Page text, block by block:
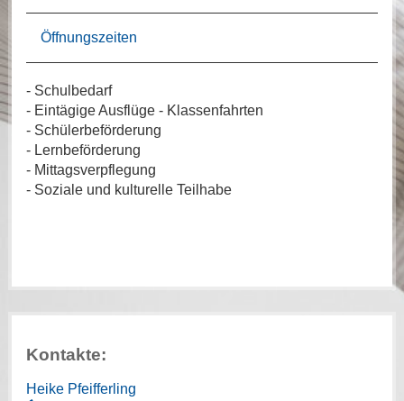
Öffnungszeiten
- Schulbedarf
- Eintägige Ausflüge - Klassenfahrten
- Schülerbeförderung
- Lernbeförderung
- Mittagsverpflegung
- Soziale und kulturelle Teilhabe
Kontakte:
Heike Pfeifferling